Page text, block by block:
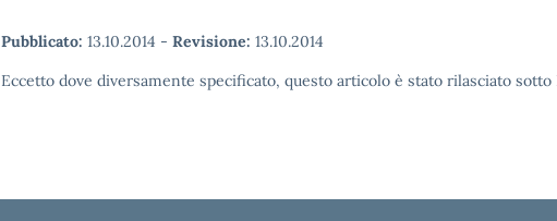
Pubblicato: 13.10.2014 - Revisione: 13.10.2014
Eccetto dove diversamente specificato, questo articolo è stato rilasciato